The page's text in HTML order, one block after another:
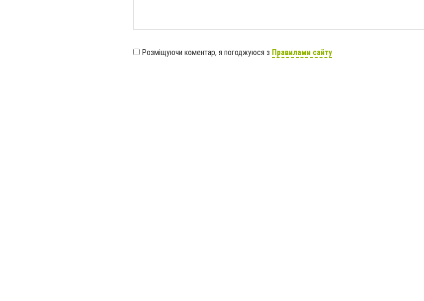
Розміщуючи коментар, я погоджуюся з Правилами сайту